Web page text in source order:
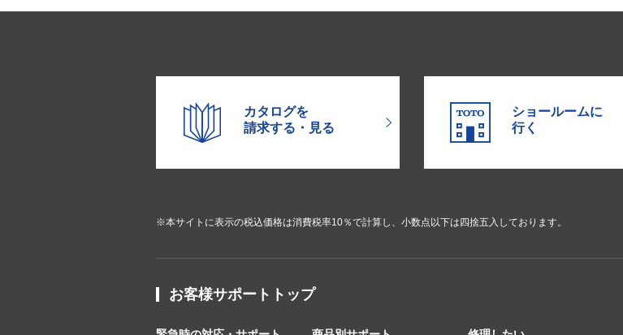
カタログを
請求する・見る
ショールームに
行く
※本サイトに表示の税込価格は消費税率10％で計算し、小数点以下は四捨五入しております。
お客様サポートトップ